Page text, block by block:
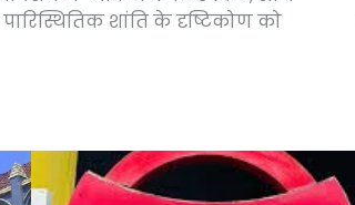
शांति के दृष्टिकोण को